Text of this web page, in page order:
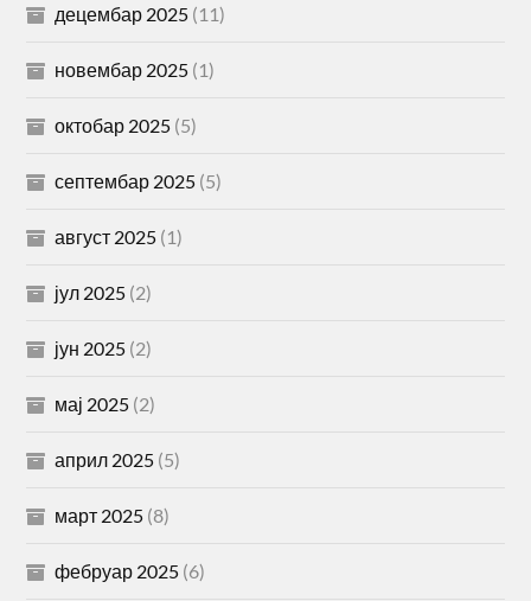
децембар 2025 (11)
новембар 2025 (1)
октобар 2025 (5)
септембар 2025 (5)
август 2025 (1)
јул 2025 (2)
јун 2025 (2)
мај 2025 (2)
април 2025 (5)
март 2025 (8)
фебруар 2025 (6)